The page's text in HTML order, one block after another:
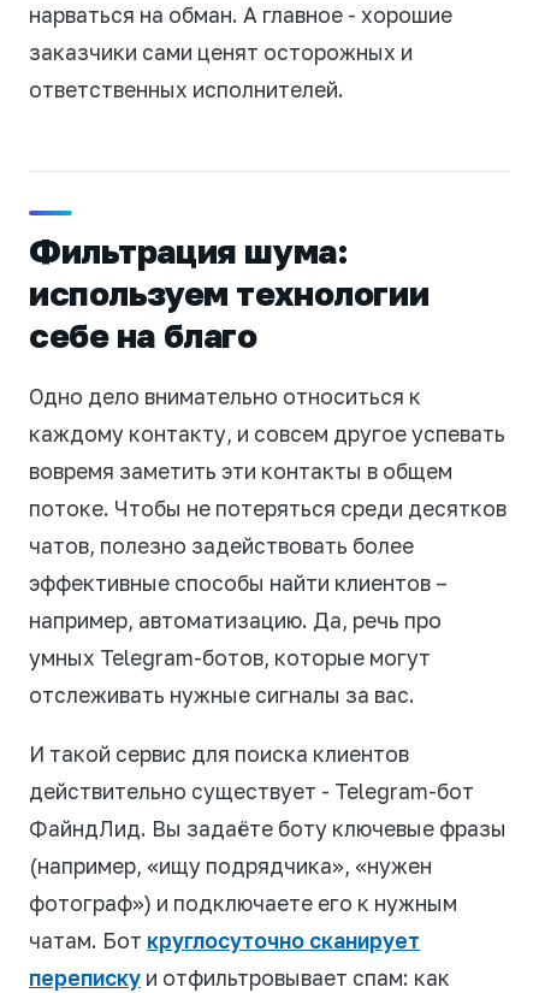
нарваться на обман. А главное - хорошие
заказчики сами ценят осторожных и
ответственных исполнителей.
Фильтрация шума:
используем технологии
себе на благо
Одно дело внимательно относиться к
каждому контакту, и совсем другое успевать
вовремя заметить эти контакты в общем
потоке. Чтобы не потеряться среди десятков
чатов, полезно задействовать более
эффективные способы найти клиентов –
например, автоматизацию. Да, речь про
умных Telegram-ботов, которые могут
отслеживать нужные сигналы за вас.
И такой сервис для поиска клиентов
действительно существует - Telegram-бот
ФайндЛид. Вы задаёте боту ключевые фразы
(например, «ищу подрядчика», «нужен
фотограф») и подключаете его к нужным
чатам. Бот круглосуточно сканирует
переписку и отфильтровывает спам: как